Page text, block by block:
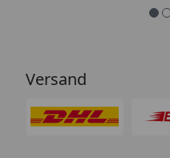
Versand